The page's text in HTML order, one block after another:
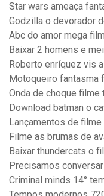
Star wars ameaça
Godzilla o devorador
Abc do amor mega
Baixar 2 homens e
Roberto enríquez vis
Motoqueiro fantasma
Onda de choque filme
Download batman o
Lançamentos de
Filme as brumas de
Baixar thundercats o
Precisamos
Criminal minds 14°